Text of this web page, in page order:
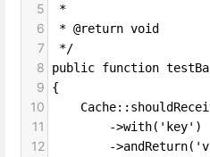
5 *
6 * @return void
7 */
8 public function
9 {
10
11
        ->with('key')
12
-